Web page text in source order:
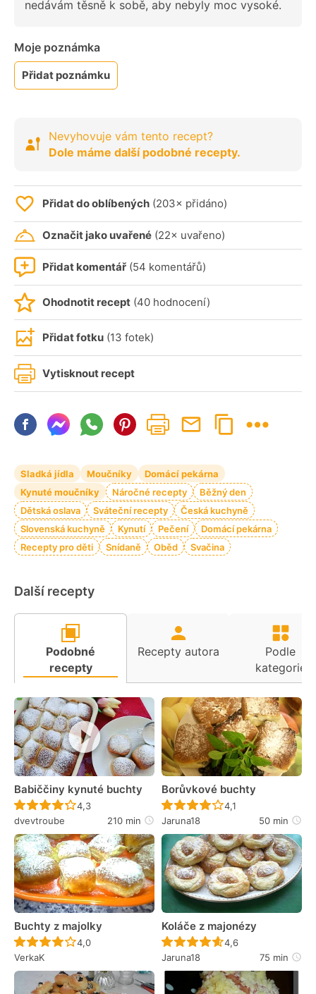
nedávám těsně k sobě, aby nebyly moc vysoké.
Moje poznámka
Přidat poznámku
Nevyhovuje vám tento recept?
Dole máme další podobné recepty.
Přidat do oblíbených (203× přidáno)
Označit jako uvařené (22× uvařeno)
Přidat komentář (54 komentářů)
Ohodnotit recept (40 hodnocení)
Přidat fotku (13 fotek)
Vytisknout recept
Sladká jídla Moučníky
Domácí pekárna
Kynuté moučníky
Náročné recepty
Běžný den
Dětská oslava
Sváteční recepty
Česká kuchyně
Slovenská kuchyně
Kynutí Pečení
Domácí pekárna
Recepty pro děti
Snídaně Oběd Svačina
Další recepty
Podobné
recepty
Recepty autora
Podle
kategorie
Babiččiny kynuté buchty
Recept ještě nebyl hodnocen
4,3
dvevtroube
210 min
Borůvkové buchty
Recept ještě nebyl
4,1
Jaruna18
50 min
Buchty z majolky
Recept ještě nebyl hodnocen
4,0
VerkaK
Koláče z majonézy
Recept ještě nebyl
4,6
Jaruna18
75 min